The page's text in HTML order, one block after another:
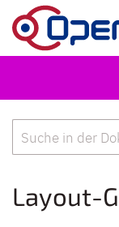
Zum Inhalt
Layout-
Suche